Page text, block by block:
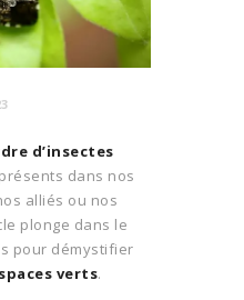
d’insectes
dans nos
alliés ou nos
plonge dans le
pour démystifier
verts.